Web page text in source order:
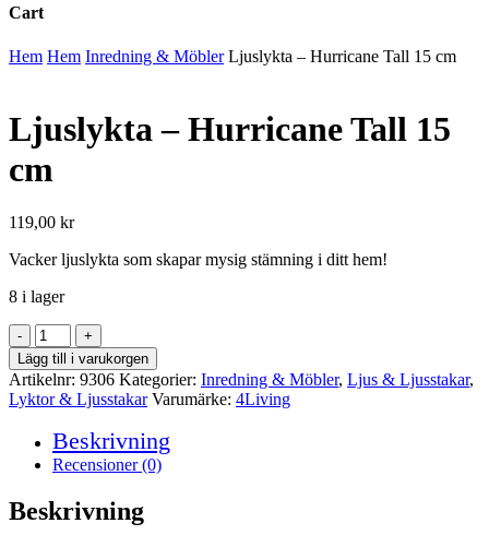
Cart
Close
Hem Hem Inredning & Möbler Ljuslykta – Hurricane Tall 15 cm
Ljuslykta – Hurricane Tall 15
cm
119,00 kr
Vacker ljuslykta som skapar mysig stämning i ditt hem!
8 i lager
Ljuslykta
-
Hurricane
Tall
15
cm
mängd
Lägg till i varukorgen
Artikelnr: 9306 Kategorier: Inredning & Möbler, Ljus & Ljusstakar,
Lyktor & Ljusstakar Varumärke: 4Living
Beskrivning
Recensioner (0)
Beskrivning